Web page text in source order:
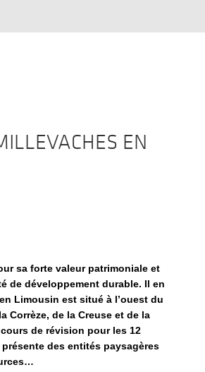
EN
sa forte valeur patrimoniale et
de développement durable. Il en
Limousin est situé à l’ouest du
Corrèze, de la Creuse et de la
de révision pour les 12
des entités paysagères